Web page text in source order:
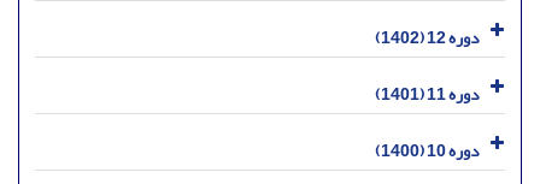
دوره 12 (1402)
دوره 11 (1401)
دوره 10 (1400)